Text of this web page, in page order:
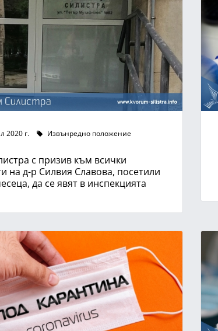
2020 г.
Извънредно положение
с призив към всички
на д-р Силвия Славова, посетили
да се явят в инспекцията